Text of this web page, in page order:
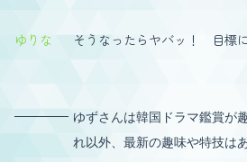
ゆりな そうなったらヤバッ！ 目標
ゆずさんは韓国ドラマ鑑賞が
れ以外、最新の趣味や特技は